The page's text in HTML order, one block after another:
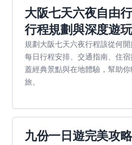
大阪七天六夜自由
行程規劃與深度遊
規劃大阪七天六夜行程該從何
每日行程安排、交通指南、住
蓋經典景點與在地體驗，幫助
旅。
九份一日遊完美攻